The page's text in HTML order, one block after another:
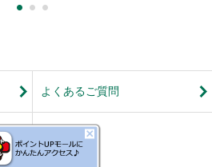
よくあるご質問